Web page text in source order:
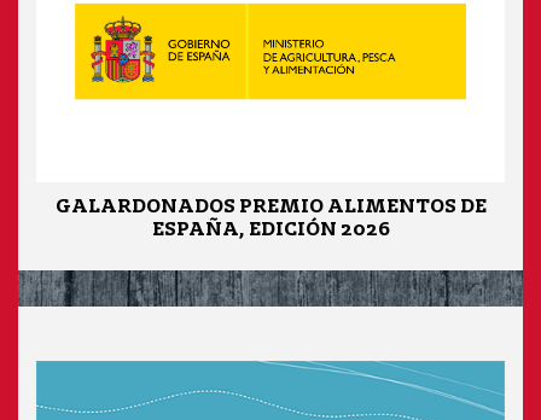
GALARDONADOS PREMIO ALIMENTOS DE
ESPAÑA, EDICIÓN 2026